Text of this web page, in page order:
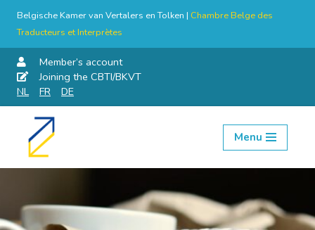
Belgische Kamer van Vertalers en Tolken | Chambre Belge des
Traducteurs et Interprètes
Member’s account
Joining the CBTI/BKVT
NL
FR DE
Skip
Menu